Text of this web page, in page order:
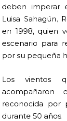
deben imperar
Luisa Sahagún,
en 1998, quien
escenario para
por su pequeña
Los vientos
acompañaron
reconocida por
durante 50 años.